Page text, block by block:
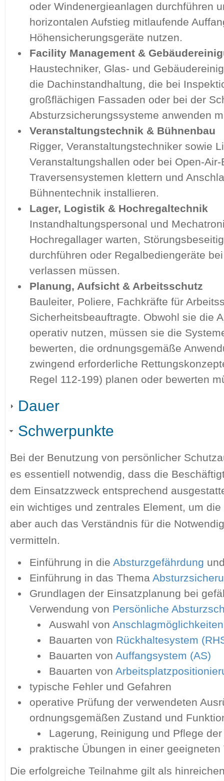
oder Windenergieanlagen durchführen
horizontalen Aufstieg mitlaufende
Höhensicherungsgeräte nutzen.
Facility Management &
Haustechniker, Glas- und
die Dachinstandhaltung, die bei
großflächigen Fassaden oder bei der
Absturzsicherungssysteme anwenden
Veranstaltungstechnik & Bühnenbau
Rigger, Veranstaltungstechniker sowie
Veranstaltungshallen oder bei Open-
Traversensystemen klettern und
Bühnentechnik installieren.
Lager, Logistik & Hochregaltechnik
Instandhaltungspersonal und
Hochregallager warten,
durchführen oder Regalbediengeräte
verlassen müssen.
Planung, Aufsicht & Arbeitsschutz
Bauleiter, Poliere, Fachkräfte für
Sicherheitsbeauftragte. Obwohl sie die
operativ nutzen, müssen sie die
bewerten, die ordnungsgemäße
zwingend erforderliche
Regel 112-199) planen oder bewerten
Dauer
Schwerpunkte
Bei der Benutzung von persönlicher
es essentiell notwendig, dass die
dem Einsatzzweck entsprechend
ein wichtiges und zentrales Element, um
aber auch das Verständnis für die
vermitteln.
Einführung in die Absturzgefährdung
Einführung in das Thema
Grundlagen der Einsatzplanung bei
Verwendung von Persönliche
Auswahl von Anschlagmöglichkeiten
Bauarten von Rückhaltesystem
Bauarten von Auffangsystem (AS)
Bauarten von
typische Fehler und Gefahren
operative Prüfung der verwendeten
ordnungsgemäßen Zustand und
Lagerung, Reinigung und Pflege
praktische Übungen in einer
Die erfolgreiche Teilnahme gilt als